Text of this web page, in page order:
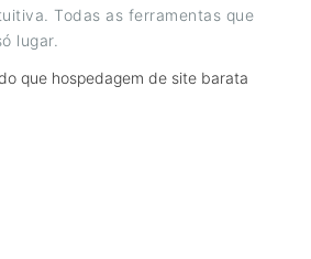
Todas as ferramentas que
lugar.